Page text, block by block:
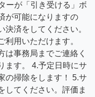
ーが「引き受ける」ボ
が可能になりますの
済をしてください。
利用いただけます。
は事務局までご連絡く
ます。 4.予定日時にサ
の掃除をします！ 5.サ
してください。評価ま